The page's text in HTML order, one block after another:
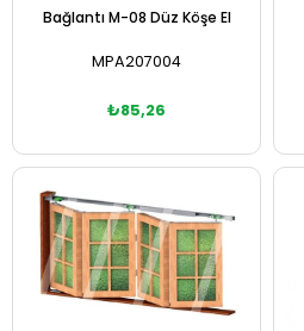
Bağlantı M-08 Düz Köşe El
MPA207004
₺85,26